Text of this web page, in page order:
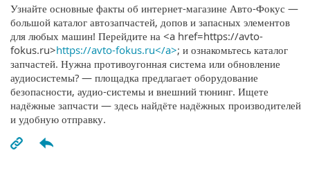
Узнайте основные факты об интернет-магазине Авто-Фокус —
большой каталог автозапчастей, допов и запасных элементов
для любых машин! Перейдите на <a href=https://avto-
fokus.ru>https://avto-fokus.ru</a>; и ознакомьтесь каталог
запчастей. Нужна противоугонная система или обновление
аудиосистемы? — площадка предлагает оборудование
безопасности, аудио-системы и внешний тюнинг. Ищете
надёжные запчасти — здесь найдёте надёжных производителей
и удобную отправку.